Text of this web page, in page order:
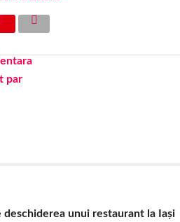
deschiderea unui restaurant la Iași